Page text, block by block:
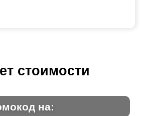
стоимости
на: